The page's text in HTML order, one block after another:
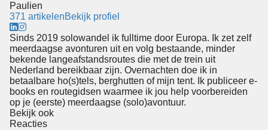
Paulien
371 artikelenBekijk profiel
Sinds 2019 solowandel ik fulltime door Europa. Ik zet zelf
meerdaagse avonturen uit en volg bestaande, minder
bekende langeafstandsroutes die met de trein uit
Nederland bereikbaar zijn. Overnachten doe ik in
betaalbare ho(s)tels, berghutten of mijn tent. Ik publiceer e-
books en routegidsen waarmee ik jou help voorbereiden
op je (eerste) meerdaagse (solo)avontuur.
Bekijk ook
Reacties